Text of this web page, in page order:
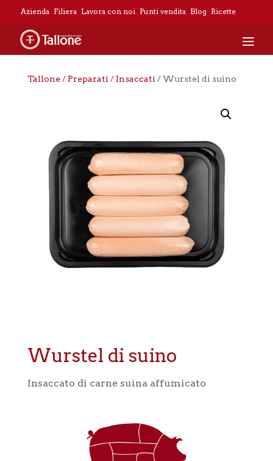
Azienda Filiera Lavora con noi Punti vendita Blog Ricette
Tallone/ Preparati / Insaccati / Wurstel di suino
Wurstel di suino
Insaccato di carne suina affumicato